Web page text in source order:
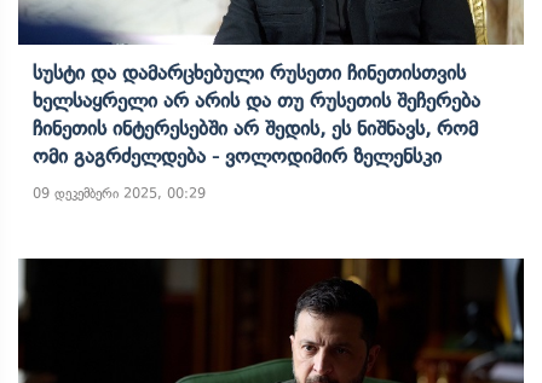
Სუსტი Და Დამარცხებული Რუსეთი Ჩინეთისთვის
Ხელსაყრელი Არ Არის Და Თუ Რუსეთის Შეჩერება
Ჩინეთის Ინტერესებში Არ Შედის, Ეს Ნიშნავს, Რომ
Ომი Გაგრძელდება - Ვოლოდიმირ Ზელენსკი
09 დეკემბერი 2025, 00:29